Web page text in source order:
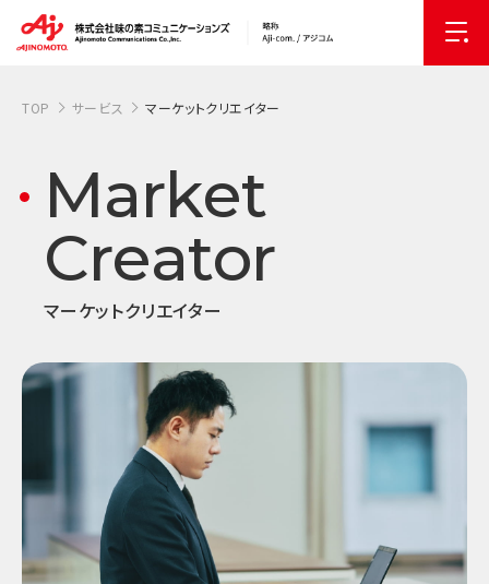
TOP サービス マーケットクリエイター
マーケットクリエイター
Market
Creator